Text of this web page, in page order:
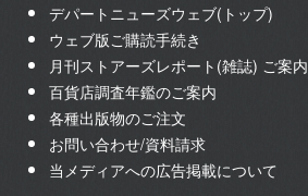
デパートニューズウェブ(トップ)
ウェブ版ご購読手続き
月刊ストアーズレポート(雑誌) ご案内
百貨店調査年鑑のご案内
各種出版物のご注文
お問い合わせ/資料請求
当メディアへの広告掲載について